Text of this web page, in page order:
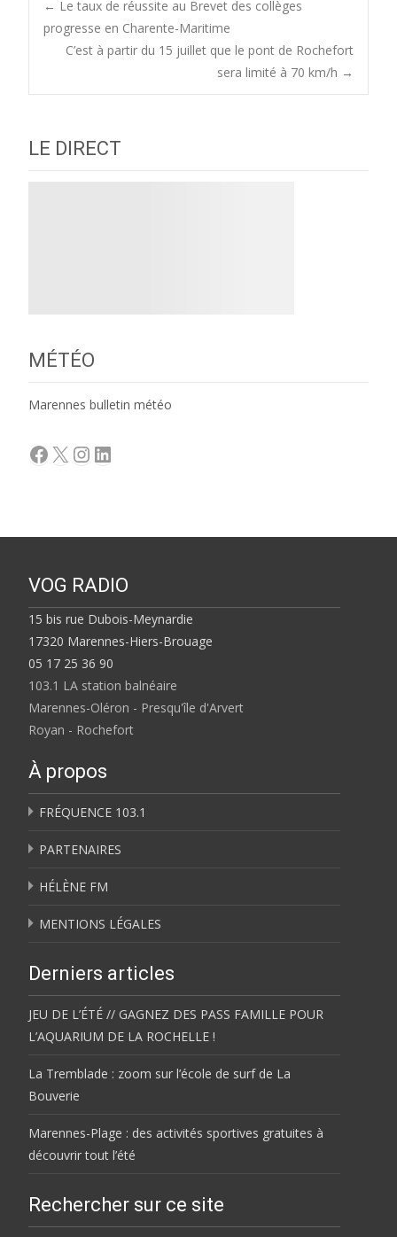
Post
navigation
← Le taux de réussite au Brevet des collèges
progresse en Charente-Maritime
C’est à partir du 15 juillet que le pont de Rochefort
sera limité à 70 km/h →
LE DIRECT
MÉTÉO
Marennes bulletin météo
Facebook
X Instagram
LinkedIn
VOG RADIO
15 bis rue Dubois-Meynardie
17320 Marennes-Hiers-Brouage
05 17 25 36 90
103.1 LA station balnéaire
Marennes-Oléron - Presqu'île d'Arvert
Royan - Rochefort
À propos
FRÉQUENCE 103.1
PARTENAIRES
HÉLÈNE FM
MENTIONS LÉGALES
Derniers articles
JEU DE L’ÉTÉ // GAGNEZ DES PASS FAMILLE POUR
L’AQUARIUM DE LA ROCHELLE !
La Tremblade : zoom sur l’école de surf de La
Bouverie
Marennes-Plage : des activités sportives gratuites à
découvrir tout l’été
Rechercher sur ce site